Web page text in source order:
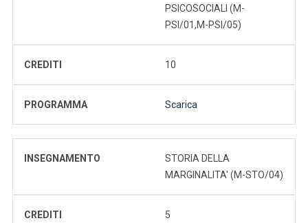
PSICOSOCIALI (M-
PSI/01,M-PSI/05)
CREDITI 10
PROGRAMMA Scarica
INSEGNAMENTO
STORIA DELLA
MARGINALITA' (M-STO/04)
CREDITI 5